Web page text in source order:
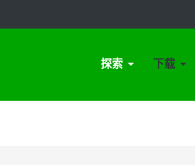
探索 下载